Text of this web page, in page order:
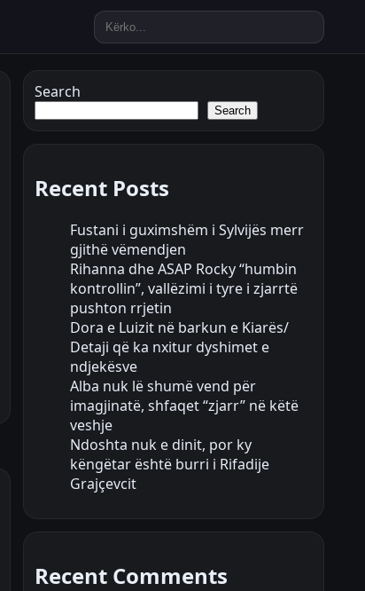
Search
Search
Recent Posts
Fustani i guximshëm i Sylvijës merr
gjithë vëmendjen
Rihanna dhe ASAP Rocky “humbin
kontrollin”, vallëzimi i tyre i zjarrtë
pushton rrjetin
Dora e Luizit në barkun e Kiarës/
Detaji që ka nxitur dyshimet e
ndjekësve
Alba nuk lë shumë vend për
imagjinatë, shfaqet “zjarr” në këtë
veshje
Ndoshta nuk e dinit, por ky
këngëtar është burri i Rifadije
Grajçevcit
Recent Comments